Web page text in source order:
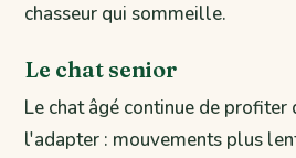
chasseur qui sommeille.
Le chat senior
Le chat âgé continue de profiter
l'adapter : mouvements plus